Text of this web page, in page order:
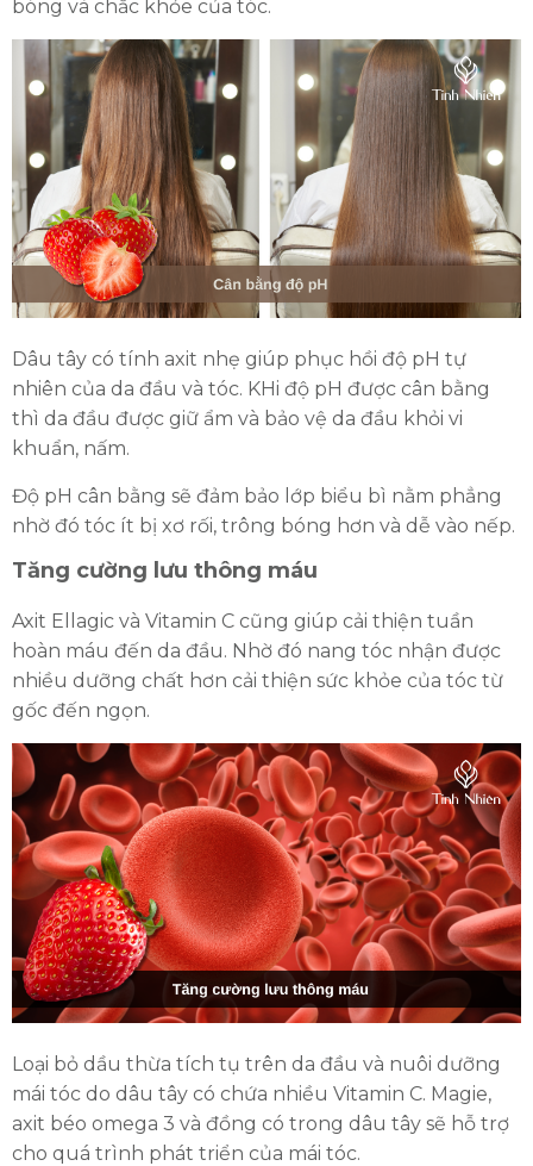
bóng và chắc khỏe của tóc.
Dâu tây có tính axit nhẹ giúp phục hồi độ pH tự
nhiên của da đầu và tóc. KHi độ pH được cân bằng
thì da đầu được giữ ẩm và bảo vệ da đầu khỏi vi
khuẩn, nấm.
Độ pH cân bằng sẽ đảm bảo lớp biểu bì nằm phẳng
nhờ đó tóc ít bị xơ rối, trông bóng hơn và dễ vào nếp.
Tăng cường lưu thông máu
Axit Ellagic và Vitamin C cũng giúp cải thiện tuần
hoàn máu đến da đầu. Nhờ đó nang tóc nhận được
nhiều dưỡng chất hơn cải thiện sức khỏe của tóc từ
gốc đến ngọn.
Loại bỏ dầu thừa tích tụ trên da đầu và nuôi dưỡng
mái tóc do dâu tây có chứa nhiều Vitamin C. Magie,
axit béo omega 3 và đồng có trong dâu tây sẽ hỗ trợ
cho quá trình phát triển của mái tóc.